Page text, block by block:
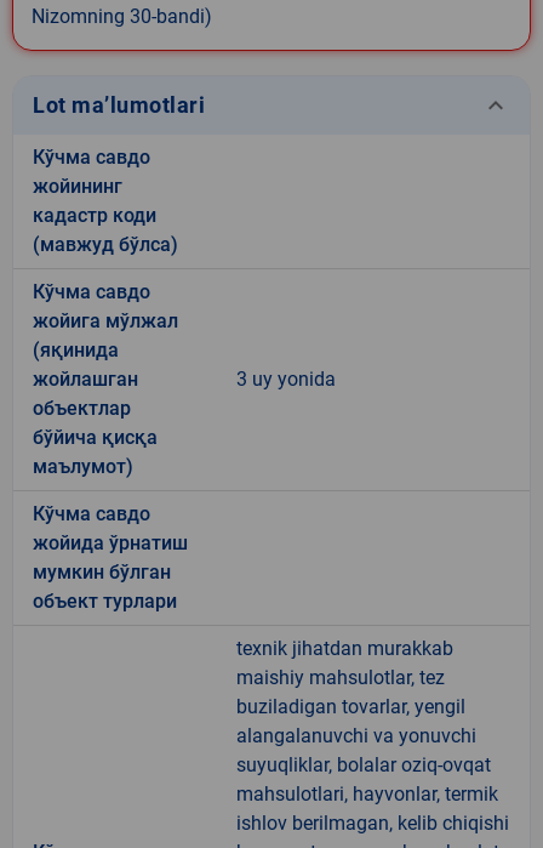
Nizomning 30-bandi)
Lot ma’lumotlari keyboard_arrow_down
Кўчма савдо
жойининг
кадастр коди
(мавжуд бўлса)
Кўчма савдо
жойига мўлжал
(яқинида
жойлашган
объектлар
бўйича қисқа
маълумот)
3 uy yonida
Кўчма савдо
жойида ўрнатиш
мумкин бўлган
объект турлари
texnik jihatdan murakkab
maishiy mahsulotlar, tez
buziladigan tovarlar, yengil
alangalanuvchi va yonuvchi
suyuqliklar, bolalar oziq-ovqat
mahsulotlari, hayvonlar, termik
ishlov berilmagan, kelib chiqishi